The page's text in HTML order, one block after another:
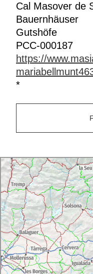
Cal Masover de
Bauernhäuser
Gutshöfe
PCC-000187
https://
*